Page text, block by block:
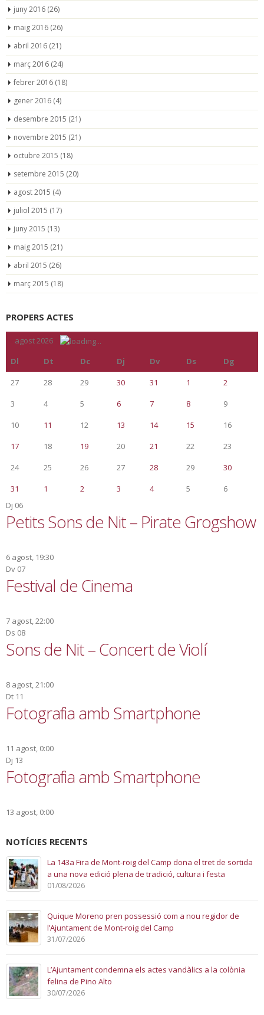
juny 2016 (26)
maig 2016 (26)
abril 2016 (21)
març 2016 (24)
febrer 2016 (18)
gener 2016 (4)
desembre 2015 (21)
novembre 2015 (21)
octubre 2015 (18)
setembre 2015 (20)
agost 2015 (4)
juliol 2015 (17)
juny 2015 (13)
maig 2015 (21)
abril 2015 (26)
març 2015 (18)
PROPERS ACTES
agost 2026
Dl
Dt Dc Dj Dv Ds
Dg
27
28 29 30 31 1
2
3
4 5 6 7 8
9
10
11 12 13 14 15
16
17
18 19 20 21 22
23
24
25 26 27 28 29
30
31
1 2 3 4 5
6
Dj 06
Petits Sons de Nit – Pirate Grogshow
6 agost, 19:30
Dv 07
Festival de Cinema
7 agost, 22:00
Ds 08
Sons de Nit – Concert de Violí
8 agost, 21:00
Dt 11
Fotografia amb Smartphone
11 agost, 0:00
Dj 13
Fotografia amb Smartphone
13 agost, 0:00
NOTÍCIES RECENTS
La 143a Fira de Mont-roig del Camp dona el tret de sortida
a una nova edició plena de tradició, cultura i festa
01/08/2026
Quique Moreno pren possessió com a nou regidor de
l’Ajuntament de Mont-roig del Camp
31/07/2026
L’Ajuntament condemna els actes vandàlics a la colònia
felina de Pino Alto
30/07/2026